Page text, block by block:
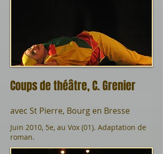
Coups de théâtre, C. Grenier
avec St Pierre, Bourg en Bresse
Juin 2010, 5e, au Vox (01). Adaptation de
roman.